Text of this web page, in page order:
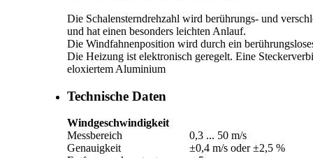
Die Schalensterndrehzahl wird berührungs- und
und hat einen besonders leichten Anlauf.
Die Windfahnenposition wird durch ein
Die Heizung ist elektronisch geregelt. Eine
eloxiertem Aluminium
Technische Daten
Windgeschwindigkeit
Messbereich
0,3 ... 50 m/­s
Genauigkeit
±0,4 m/­s oder ±2,5 %